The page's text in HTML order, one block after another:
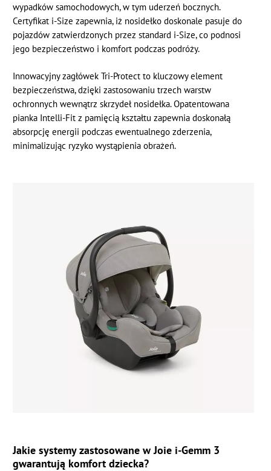
wypadków samochodowych, w tym uderzeń bocznych.
Certyfikat i-Size zapewnia, iż nosidełko doskonale pasuje do
pojazdów zatwierdzonych przez standard i-Size, co podnosi
jego bezpieczeństwo i komfort podczas podróży.
Innowacyjny zagłówek Tri-Protect to kluczowy element
bezpieczeństwa, dzięki zastosowaniu trzech warstw
ochronnych wewnątrz skrzydeł nosidełka. Opatentowana
pianka Intelli-Fit z pamięcią kształtu zapewnia doskonałą
absorpcję energii podczas ewentualnego zderzenia,
minimalizując ryzyko wystąpienia obrażeń.
Jakie systemy zastosowane w Joie i-Gemm 3
gwarantują komfort dziecka?